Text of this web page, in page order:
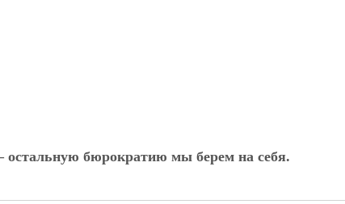
остальную бюрократию мы берем на себя.